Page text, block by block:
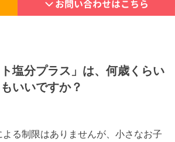
お問い合わせはこちら
ト塩分プラス」は、何歳くらい
いいですか？
る制限はありませんが、小さなお子